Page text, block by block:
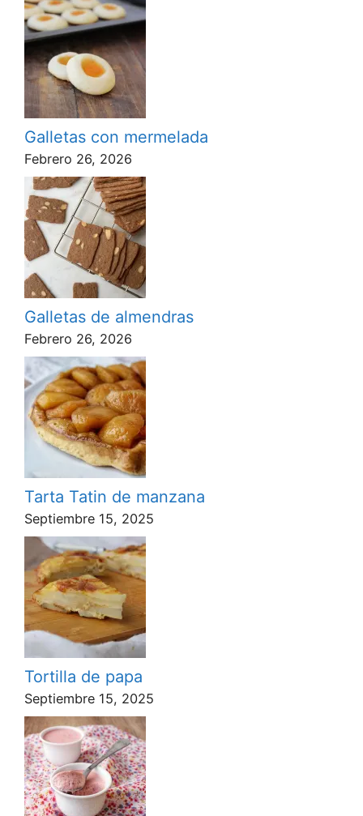
Galletas con mermelada
Febrero 26, 2026
Galletas de almendras
Febrero 26, 2026
Tarta Tatin de manzana
Septiembre 15, 2025
Tortilla de papa
Septiembre 15, 2025